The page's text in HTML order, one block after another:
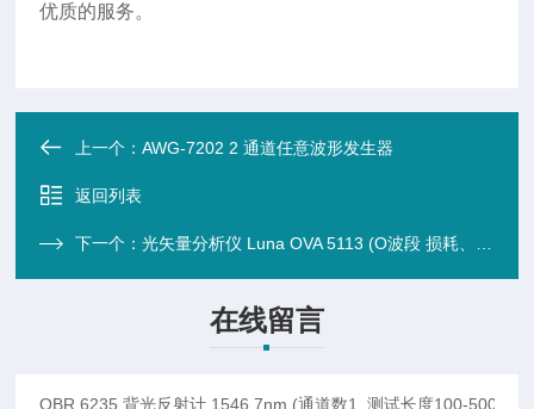
优质的服务。
上一个：AWG-7202 2 通道任意波形发生器
返回列表
下一个：光矢量分析仪 ​Luna OVA 5113 (O波段 损耗、色散和偏振测量仪)（ 光度仪/反射计）
在线留言